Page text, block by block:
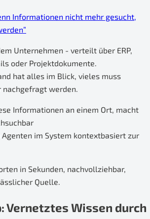
Informationen nicht mehr gesucht,
Unternehmen - verteilt über ERP,
oder Projektdokumente.
hat alles im Blick, vieles muss
werden.
Informationen an einem Ort, macht
im System kontextbasiert zur
in Sekunden, nachvollziehbar,
Quelle.
Vernetztes Wissen durch